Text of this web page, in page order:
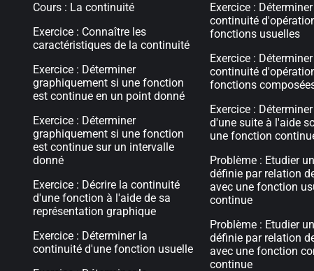
Cours : La continuité
Exercice : Connaître les
caractéristiques de la continuité
Exercice : Déterminer
graphiquement si une fonction
est continue en un point donné
Exercice : Déterminer
graphiquement si une fonction
est continue sur un intervalle
donné
Exercice : Décrire la continuité
d'une fonction à l'aide de sa
représentation graphique
Exercice : Déterminer la
continuité d'une fonction usuelle
Exercice :
continuité
fonctions usuelles
Exercice :
continuité
fonctions
Exercice :
d'une suite à l'aide
une fonction
Problème : Etudier
définie par relation
avec une fonction
continue
Problème : Etudier
définie par relation
avec une fonction
continue